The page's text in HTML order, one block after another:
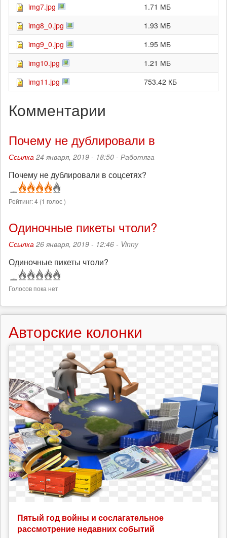
img7.jpg
1.71 МБ
img8_0.jpg
1.93 МБ
img9_0.jpg
1.95 МБ
img10.jpg
1.21 МБ
img11.jpg
753.42 КБ
Комментарии
Почему не дублировали в
Ссылка 24 января, 2019 - 18:50 - Работяга
Почему не дублировали в соцсетях?
Рейтинг:4 (1 голос )
Одиночные пикеты чтоли?
Ссылка 26 января, 2019 - 12:46 - Vinny
Одиночные пикеты чтоли?
Голосов пока нет
Авторские колонки
Пятый год войны и сослагательное
рассмотрение недавних событий